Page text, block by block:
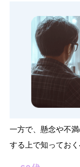
一方で、懸念や不
する上で知っておく